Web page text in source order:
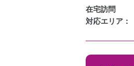
在宅訪問
対応エリア：